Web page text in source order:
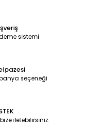
sistemi
seçeneği
iletebilirsiniz.